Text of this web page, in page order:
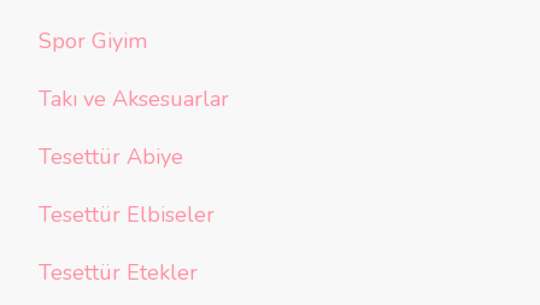
Spor Giyim
Takı ve Aksesuarlar
Tesettür Abiye
Tesettür Elbiseler
Tesettür Etekler